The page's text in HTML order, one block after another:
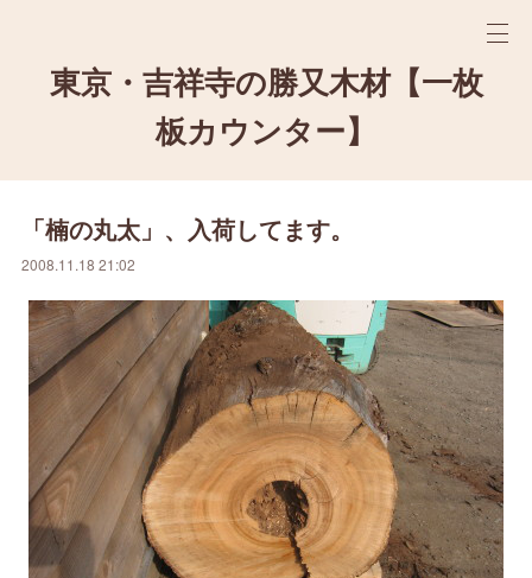
東京・吉祥寺の勝又木材【一枚
板カウンター】
「楠の丸太」、入荷してます。
2008.11.18 21:02